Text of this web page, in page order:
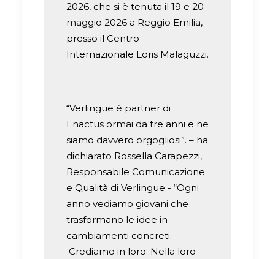
2026, che si è tenuta il 19 e 20
maggio 2026 a Reggio Emilia,
presso il Centro
Internazionale Loris Malaguzzi.
“Verlingue è partner di
Enactus ormai da tre anni e ne
siamo davvero orgogliosi”. – ha
dichiarato Rossella Carapezzi,
Responsabile Comunicazione
e Qualità di Verlingue - “Ogni
anno vediamo giovani che
trasformano le idee in
cambiamenti concreti.
Crediamo in loro. Nella loro